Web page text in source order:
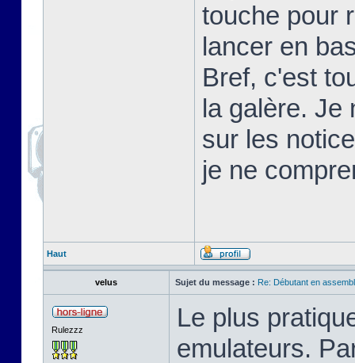
touche pour
lancer en
Bref, c'est
la galère. Je
sur les
je ne
Haut
velus Sujet du message : Re: Débutant en
Rulezzz
Le plus
emulateurs.